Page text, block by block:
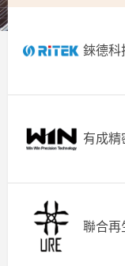
錸德科
有成精
聯合再